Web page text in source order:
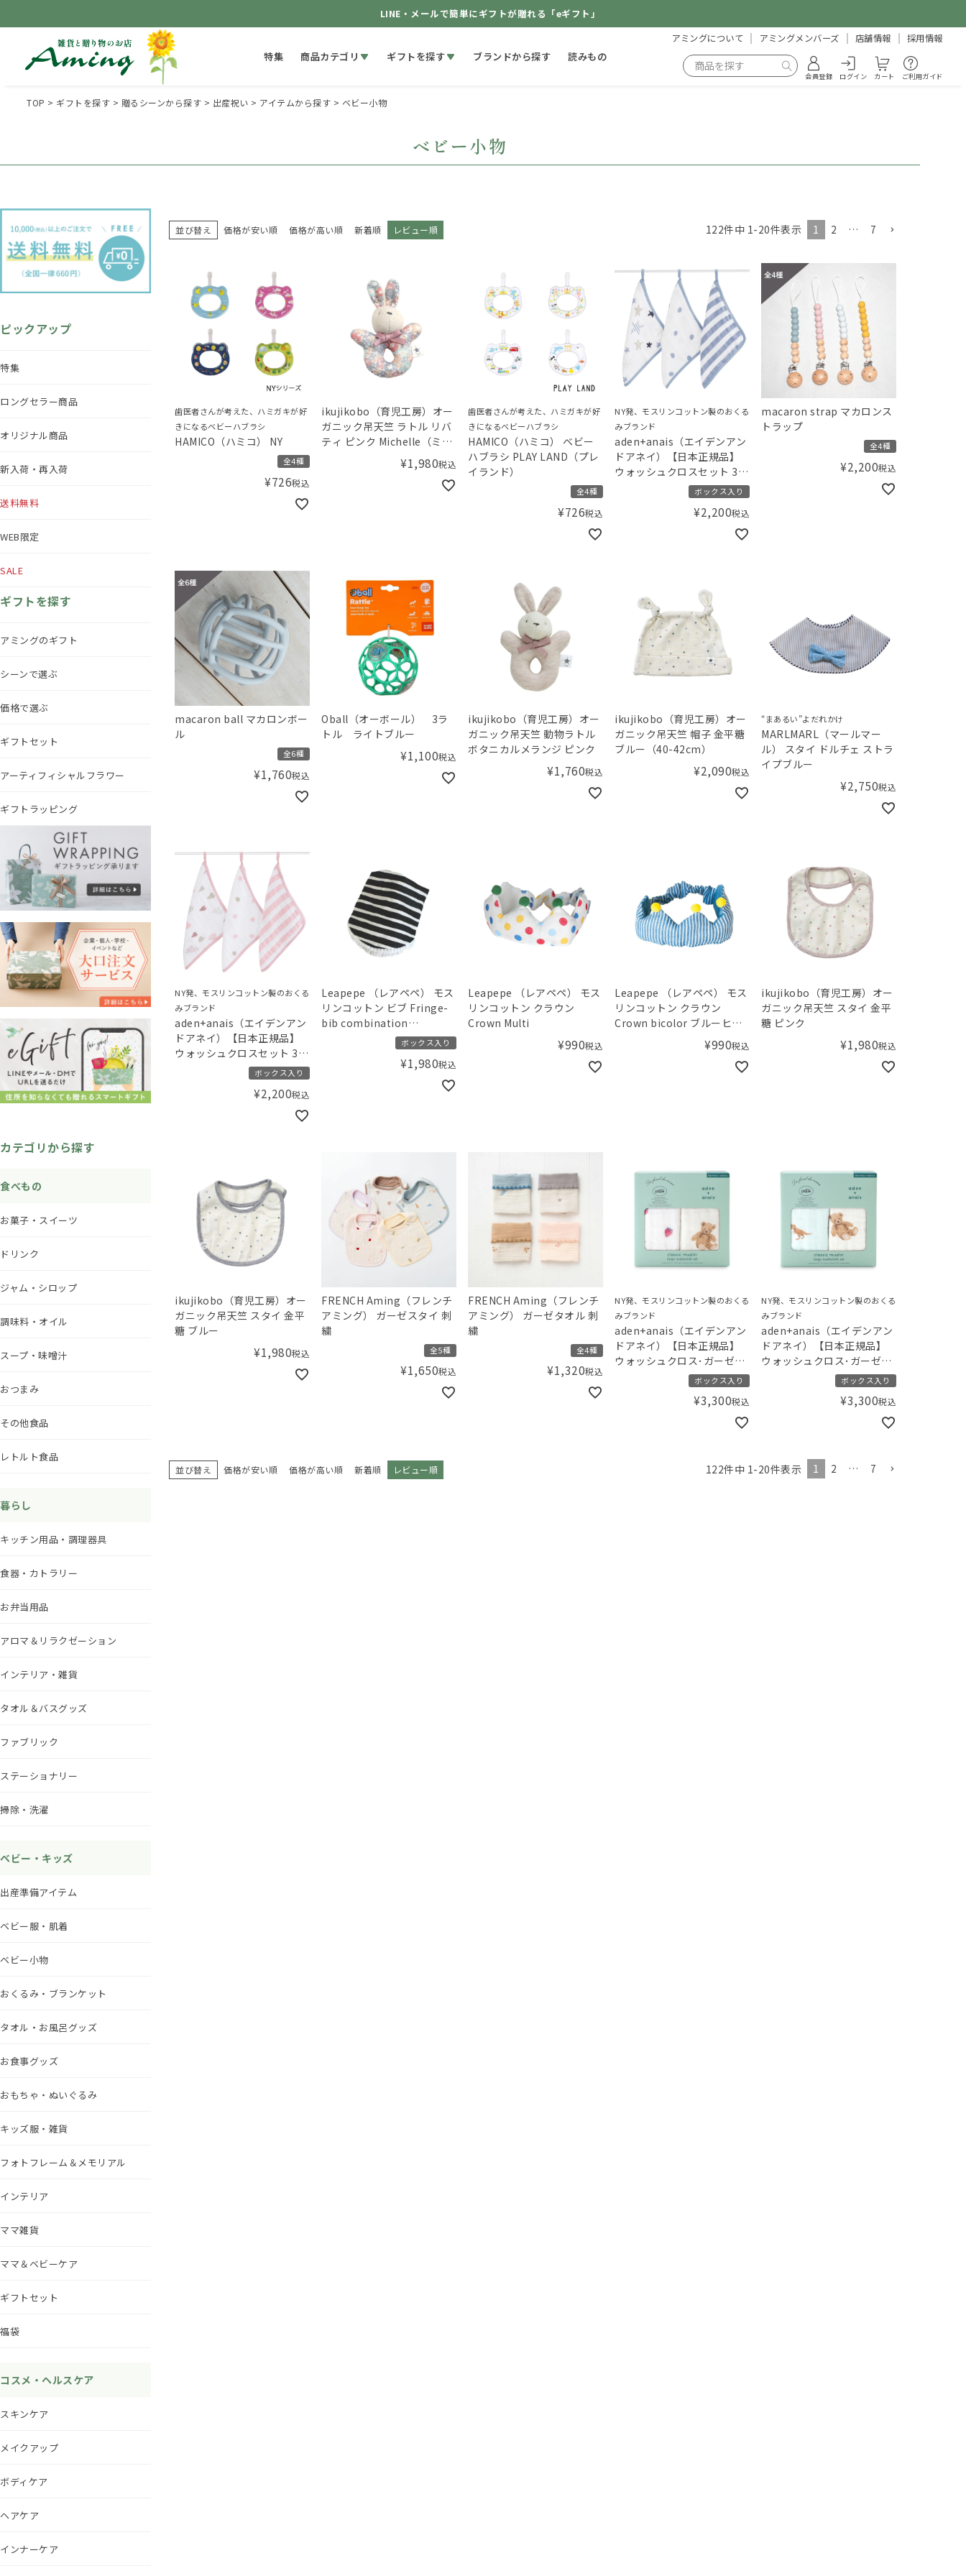
LINE・メールで簡単にギフトが贈れる「eギフト」
特集 商品カテゴリ ギフトを探す ブランドから探す 読みもの
アミングについて アミングメンバーズ 店舗情報 採用情報
会員登録 ログイン カート ご利用ガイド
TOP ギフトを探す 贈るシーンから探す 出産祝い アイテムから探す ベビー小物
ベビー小物
ピックアップ
特集
ロングセラー商品
オリジナル商品
新入荷・再入荷
送料無料
WEB限定
SALE
ギフトを探す
アミングのギフト
シーンで選ぶ
価格で選ぶ
ギフトセット
アーティフィシャルフラワー
ギフトラッピング
カテゴリから探す
食べもの
お菓子・スイーツ
ドリンク
ジャム・シロップ
調味料・オイル
スープ・味噌汁
おつまみ
その他食品
レトルト食品
暮らし
キッチン用品・調理器具
食器・カトラリー
お弁当用品
アロマ＆リラクゼーション
インテリア・雑貨
タオル＆バスグッズ
ファブリック
ステーショナリー
掃除・洗濯
ベビー・キッズ
出産準備アイテム
ベビー服・肌着
ベビー小物
おくるみ・ブランケット
タオル・お風呂グッズ
お食事グッズ
おもちゃ・ぬいぐるみ
キッズ服・雑貨
フォトフレーム＆メモリアル
インテリア
ママ雑貨
ママ＆ベビーケア
ギフトセット
福袋
コスメ・ヘルスケア
スキンケア
メイクアップ
ボディケア
ヘアケア
インナーケア
並び替え 価格が安い順 価格が高い順 新着順 レビュー順 122件中 1-20件表示 1 2 … 7
歯医者さんが考えた、ハミガキが好
きになるベビーハブラシ
HAMICO（ハミコ） NY
全4種
¥726税込
ikujikobo（育児工房）オー
ガニック吊天竺 ラトル リバ
ティ ピンク Michelle（ミシ
¥1,980税込
歯医者さんが考えた、ハミガキが好
きになるベビーハブラシ
HAMICO（ハミコ） ベビー
ハブラシ PLAY LAND（プレ
イランド）
全4種
¥726税込
NY発、モスリンコットン製のおくる
みブランド
aden+anais（エイデンアン
ドアネイ）【日本正規品】
ウォッシュクロスセット 3枚
セット rock star ロックス
ボックス入り
¥2,200税込
macaron strap マカロンス
トラップ
全4種
¥2,200税込
macaron ball マカロンボー
ル
全6種
¥1,760税込
Oball（オーボール） 3ラ
トル ライトブルー
¥1,100税込
ikujikobo（育児工房）オー
ガニック吊天竺 動物ラトル
ボタニカルメランジ ピンク
¥1,760税込
ikujikobo（育児工房）オー
ガニック吊天竺 帽子 金平糖
ブルー（40-42cm）
¥2,090税込
“まあるい”よだれかけ
MARLMARL（マールマー
ル） スタイ ドルチェ ストラ
イプブルー
¥2,750税込
NY発、モスリンコットン製のおくる
みブランド
aden+anais（エイデンアン
ドアネイ）【日本正規品】
ウォッシュクロスセット 3枚
セット heart breaker ハー
ボックス入り
¥2,200税込
Leapepe （レアペペ） モス
リンコットン ビブ Fringe-
bib combination
ボックス入り
¥1,980税込
Leapepe （レアペペ） モス
リンコットン クラウン
Crown Multi
¥990税込
Leapepe （レアペペ） モス
リンコットン クラウン
Crown bicolor ブルーヒッ
¥990税込
ikujikobo（育児工房）オー
ガニック吊天竺 スタイ 金平
糖 ピンク
¥1,980税込
ikujikobo（育児工房）オー
ガニック吊天竺 スタイ 金平
糖 ブルー
¥1,980税込
FRENCH Aming（フレンチ
アミング） ガーゼスタイ 刺
繍
全5種
¥1,650税込
FRENCH Aming（フレンチ
アミング） ガーゼタオル 刺
繍
全4種
¥1,320税込
NY発、モスリンコットン製のおくる
みブランド
aden+anais（エイデンアン
ドアネイ）【日本正規品】
ウォッシュクロス･ガーゼハ
ンカチ 2枚セット gelato
pique ジェラートピケ スト
ボックス入り
¥3,300税込
NY発、モスリンコットン製のおくる
みブランド
aden+anais（エイデンアン
ドアネイ）【日本正規品】
ウォッシュクロス･ガーゼハ
ンカチ 2枚セット gelato
pique ジェラートピケ ダイ
ボックス入り
¥3,300税込
並び替え 価格が安い順 価格が高い順 新着順 レビュー順 122件中 1-20件表示 1 2 … 7